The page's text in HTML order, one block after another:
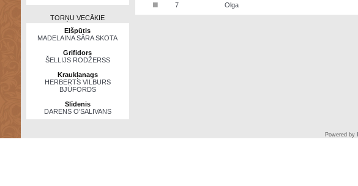
TORŅU VECĀKIE
Elšpūtis
MADELAINA SĀRA SKOTA
Grifidors
ŠELLIJS RODŽERSS
Kraukļanags
HERBERTS VILBURS
BJŪFORDS
Slīdenis
DARENS O’SALIVANS
■ 7 Olga
Powered by